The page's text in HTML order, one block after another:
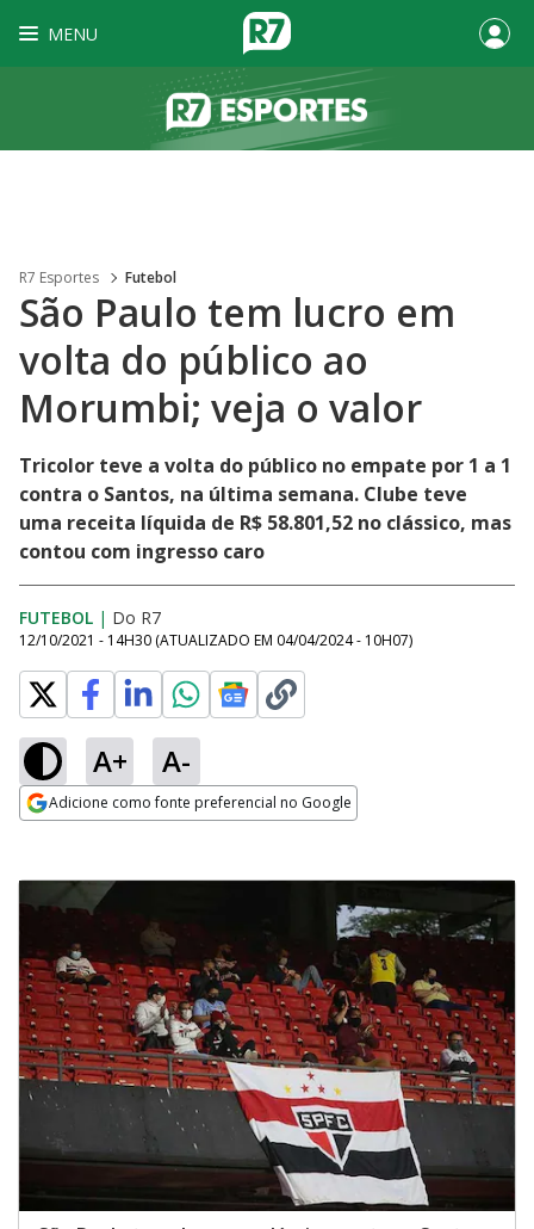
MENU
R7 Esportes Futebol
São Paulo tem lucro em
volta do público ao
Morumbi; veja o valor
Tricolor teve a volta do público no empate por 1 a 1
contra o Santos, na última semana. Clube teve
uma receita líquida de R$ 58.801,52 no clássico, mas
contou com ingresso caro
FUTEBOL | Do R7
12/10/2021 - 14H30 (ATUALIZADO EM 04/04/2024 - 10H07)
A+ A-
Adicione como fonte preferencial no Google